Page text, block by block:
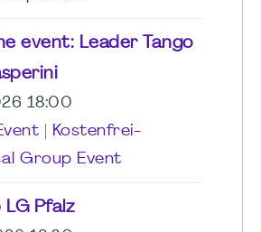
event: Leader Tango
18:00
Kostenfrei-
Group Event
Pfalz